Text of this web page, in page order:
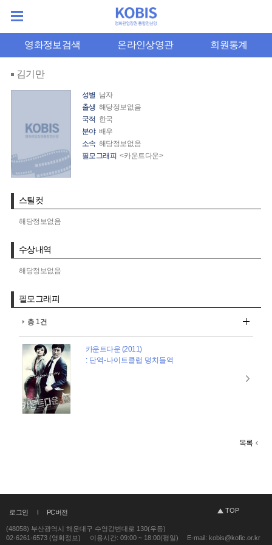
영화정보검색 온라인상영관 회원통계
김기만
성별 남자
출생 해당정보없음
국적 한국
분야 배우
소속 해당정보없음
필모그래피 <카운트다운>
스틸컷
해당정보없음
수상내역
해당정보없음
필모그래피
총 1건
카운트다운 (2011)
: 단역-나이트클럽 덩치들역
목록
로그인 PC버전 TOP
(48058) 부산광역시 해운대구 수영강변대로 130(우동)
02-6261-6573 (영화정보)
이용시간: 09:00 ~ 18:00(평일) E-mail: kobis@kofic.or.kr